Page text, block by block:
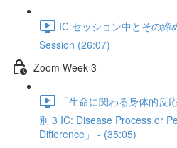
IC:セッション中とその締
Session (26:07)
Zoom Week 3
「生命に関わる身体的反
別 3 IC: Disease Process or
Difference」 - (35:05)